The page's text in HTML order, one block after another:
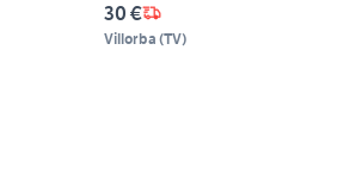
30 €
Villorba (TV)